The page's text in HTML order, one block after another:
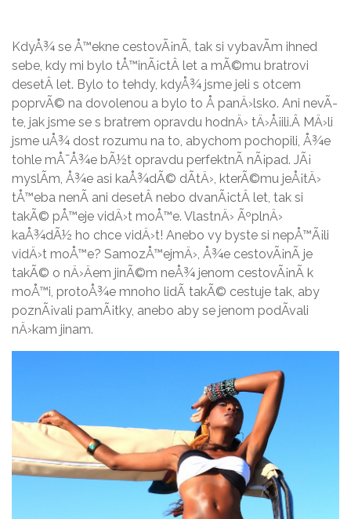
KdyÅ¾ se Å™ekne cestovÃ¡nÃ­, tak si vybavÃ­m ihned
sebe, kdy mi bylo tÅ™inÃ¡ctÂ let a mÃ©mu bratrovi
desetÂ let. Bylo to tehdy, kdyÅ¾ jsme jeli s otcem
poprvÃ© na dovolenou a bylo to Å panÄ›lsko. Ani nevÃ­
te, jak jsme se s bratrem opravdu hodnÄ› tÄ›Å¡ili.Â MÄ›li
jsme uÅ¾ dost rozumu na to, abychom pochopili, Å¾e
tohle mÅ¯Å¾e bÃ½t opravdu perfektnÃ­ nÃ¡pad. JÃ¡
myslÃ­m, Å¾e asi kaÅ¾dÃ© dÃ­tÄ›, kterÃ©mu jeÅ¡tÄ›
tÅ™eba nenÃ­ ani desetÂ nebo dvanÃ¡ctÂ let, tak si
takÃ© pÅ™eje vidÄ›t moÅ™e. VlastnÄ› ÃºplnÄ›
kaÅ¾dÃ½ ho chce vidÄ›t! Anebo vy byste si nepÅ™Ã¡li
vidÄ›t moÅ™e? SamozÅ™ejmÄ›, Å¾e cestovÃ¡nÃ­ je
takÃ© o nÄ›Äem jinÃ©m neÅ¾ jenom cestovÃ¡nÃ­ k
moÅ™i, protoÅ¾e mnoho lidÃ­ takÃ© cestuje tak, aby
poznÃ¡vali pamÃ¡tky, anebo aby se jenom podÃ­vali
nÄ›kam jinam.